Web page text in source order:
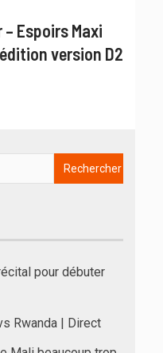
– Espoirs Maxi
version D2
pour débuter
Rwanda | Direct